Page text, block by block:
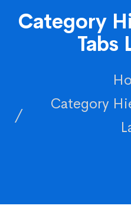
Category
Tabs
Category